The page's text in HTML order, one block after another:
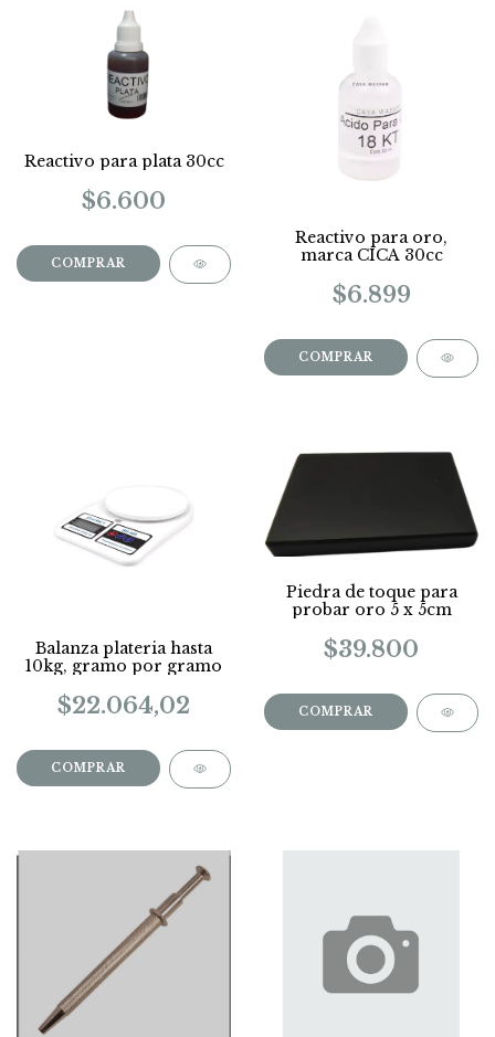
Reactivo para plata 30cc
$6.600
Reactivo para oro,
marca CICA 30cc
$6.899
Balanza plateria hasta
10kg, gramo por gramo
$22.064,02
Piedra de toque para
probar oro 5 x 5cm
$39.800